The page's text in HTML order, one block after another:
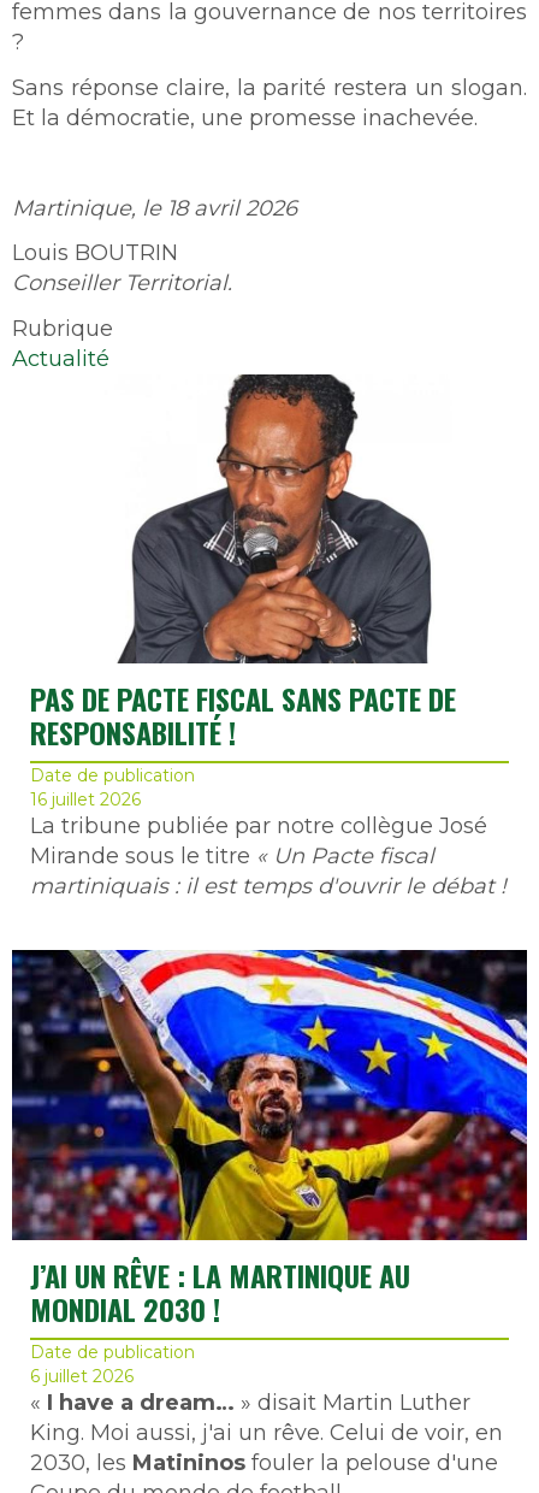
femmes dans la gouvernance de nos territoires
?
Sans réponse claire, la parité restera un slogan.
Et la démocratie, une promesse inachevée.
Martinique, le 18 avril 2026
Louis BOUTRIN
Conseiller Territorial.
Rubrique
Actualité
PAS DE PACTE FISCAL SANS PACTE DE
RESPONSABILITÉ !
Date de publication
16 juillet 2026
La tribune publiée par notre collègue José
Mirande sous le titre « Un Pacte fiscal
martiniquais : il est temps d'ouvrir le débat !
J’AI UN RÊVE : LA MARTINIQUE AU
MONDIAL 2030 !
Date de publication
6 juillet 2026
« I have a dream… » disait Martin Luther
King. Moi aussi, j'ai un rêve. Celui de voir, en
2030, les Matininos fouler la pelouse d'une